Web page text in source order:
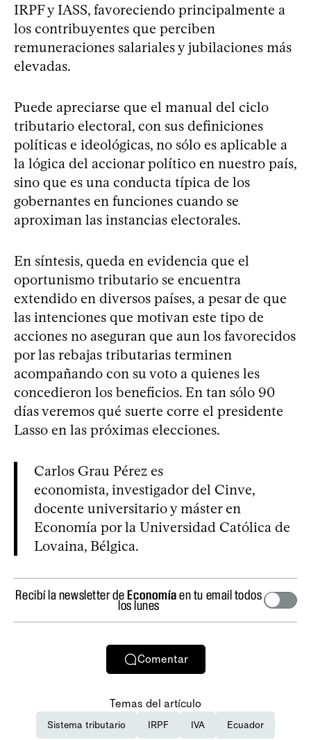
IRPF y IASS, favoreciendo principalmente a
los contribuyentes que perciben
remuneraciones salariales y jubilaciones más
elevadas.
Puede apreciarse que el manual del ciclo
tributario electoral, con sus definiciones
políticas e ideológicas, no sólo es aplicable a
la lógica del accionar político en nuestro país,
sino que es una conducta típica de los
gobernantes en funciones cuando se
aproximan las instancias electorales.
En síntesis, queda en evidencia que el
oportunismo tributario se encuentra
extendido en diversos países, a pesar de que
las intenciones que motivan este tipo de
acciones no aseguran que aun los favorecidos
por las rebajas tributarias terminen
acompañando con su voto a quienes les
concedieron los beneficios. En tan sólo 90
días veremos qué suerte corre el presidente
Lasso en las próximas elecciones.
Carlos Grau Pérez es
economista, investigador del Cinve,
docente universitario y máster en
Economía por la Universidad Católica de
Lovaina, Bélgica.
Recibí la newsletter deEconomíaen tu email todos
los lunes
Comentar
Temas del artículo
Sistema tributario IRPF IVA Ecuador